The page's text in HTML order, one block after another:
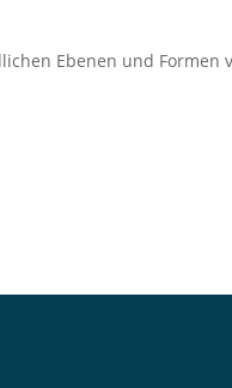
Ebenen und Formen